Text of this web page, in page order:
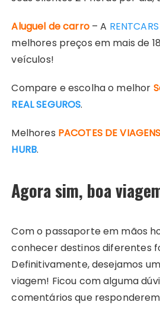
Aluguel de carro– A RENTCARS
melhores preços em mais de
veículos!
Compare e escolha o melhor
REAL SEGUROS.
Melhores PACOTES DE VIAGENS
HURB.
Agora sim, boa
Com o passaporte em mãos
conhecer destinos diferentes
Definitivamente, desejamos
viagem! Ficou com alguma
comentários que